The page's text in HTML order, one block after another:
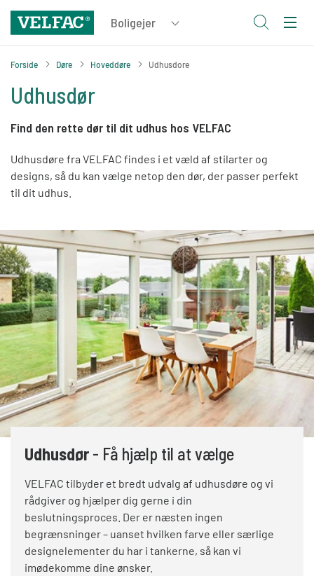
Forside Døre Hoveddøre Udhusdore
Udhusdør
Find den rette dør til dit udhus hos VELFAC
Udhusdøre fra VELFAC findes i et væld af stilarter og
designs, så du kan vælge netop den dør, der passer perfekt
til dit udhus.
Udhusdør - Få hjælp til at vælge
VELFAC tilbyder et bredt udvalg af udhusdøre og vi
rådgiver og hjælper dig gerne i din
beslutningsproces. Der er næsten ingen
begrænsninger – uanset hvilken farve eller særlige
designelementer du har i tankerne, så kan vi
imødekomme dine ønsker.